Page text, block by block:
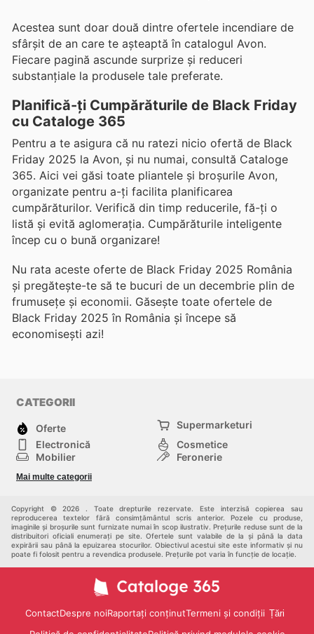
Acestea sunt doar două dintre ofertele incendiare de
sfârșit de an care te așteaptă în catalogul Avon.
Fiecare pagină ascunde surprize și reduceri
substanțiale la produsele tale preferate.
Planifică-ți Cumpărăturile de Black Friday
cu Cataloge 365
Pentru a te asigura că nu ratezi nicio ofertă de Black
Friday 2025 la Avon, și nu numai, consultă Cataloge
365. Aici vei găsi toate pliantele și broșurile Avon,
organizate pentru a-ți facilita planificarea
cumpărăturilor. Verifică din timp reducerile, fă-ți o
listă și evită aglomerația. Cumpărăturile inteligente
încep cu o bună organizare!
Nu rata aceste oferte de Black Friday 2025 România
și pregătește-te să te bucuri de un decembrie plin de
frumusețe și economii. Găsește toate ofertele de
Black Friday 2025 în România și începe să
economisești azi!
CATEGORII
Oferte
Supermarketuri
Electronică
Cosmetice
Mobilier
Feronerie
Copii
Mai multe categorii
Copyright © 2026 . Toate drepturile rezervate. Este interzisă copierea sau
reproducerea textelor fără consimțământul scris anterior. Pozele cu produse,
imaginile și broșurile sunt furnizate numai în scop ilustrativ. Prețurile reduse sunt de la
distribuitori oficiali enumerați pe site. Ofertele sunt valabile de la și până la data
expirării sau până la epuizarea stocurilor. Obiectivul acestui site este informativ și nu
poate fi folosit pentru a revendica produsele. Prețurile pot varia în funcție de locație.
ContactDespre noiRaportați conținutTermeni și condiții Țări